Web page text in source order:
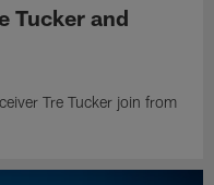
Tucker and
Tre Tucker join from